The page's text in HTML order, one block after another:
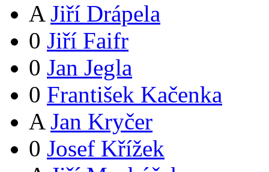
A Jiří Drápela
0 Jiří Faifr
0 Jan Jegla
0 František Kačenka
A Jan Kryčer
0 Josef Křížek